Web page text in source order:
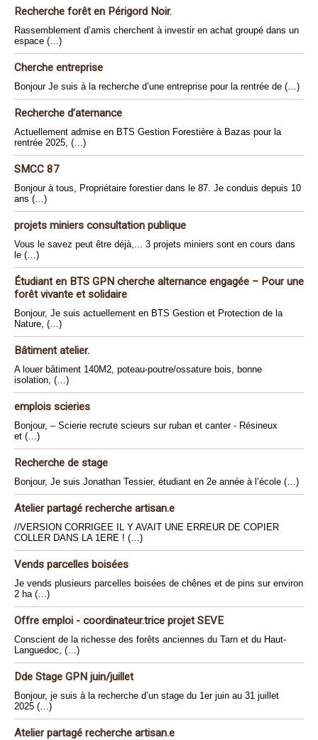
Recherche forêt en Périgord Noir.
Rassemblement d’amis cherchent à investir en achat groupé dans un
espace (…)
Cherche entreprise
Bonjour Je suis à la recherche d’une entreprise pour la rentrée de (…)
Recherche d’aternance
Actuellement admise en BTS Gestion Forestière à Bazas pour la
rentrée 2025, (…)
SMCC 87
Bonjour à tous, Propriétaire forestier dans le 87. Je conduis depuis 10
ans (…)
projets miniers consultation publique
Vous le savez peut être déjà,... 3 projets miniers sont en cours dans
le (…)
Étudiant en BTS GPN cherche alternance engagée – Pour une
forêt vivante et solidaire
Bonjour, Je suis actuellement en BTS Gestion et Protection de la
Nature, (…)
Bâtiment atelier.
A louer bâtiment 140M2, poteau-poutre/ossature bois, bonne
isolation, (…)
emplois scieries
Bonjour, – Scierie recrute scieurs sur ruban et canter - Résineux
et (…)
Recherche de stage
Bonjour, Je suis Jonathan Tessier, étudiant en 2e année à l’école (…)
Atelier partagé recherche artisan.e
//VERSION CORRIGEE IL Y AVAIT UNE ERREUR DE COPIER
COLLER DANS LA 1ERE ! (…)
Vends parcelles boisées
Je vends plusieurs parcelles boisées de chênes et de pins sur environ
2 ha (…)
Offre emploi - coordinateur.trice projet SEVE
Conscient de la richesse des forêts anciennes du Tarn et du Haut-
Languedoc, (…)
Dde Stage GPN juin/juillet
Bonjour, je suis à la recherche d’un stage du 1er juin au 31 juillet
2025 (…)
Atelier partagé recherche artisan.e